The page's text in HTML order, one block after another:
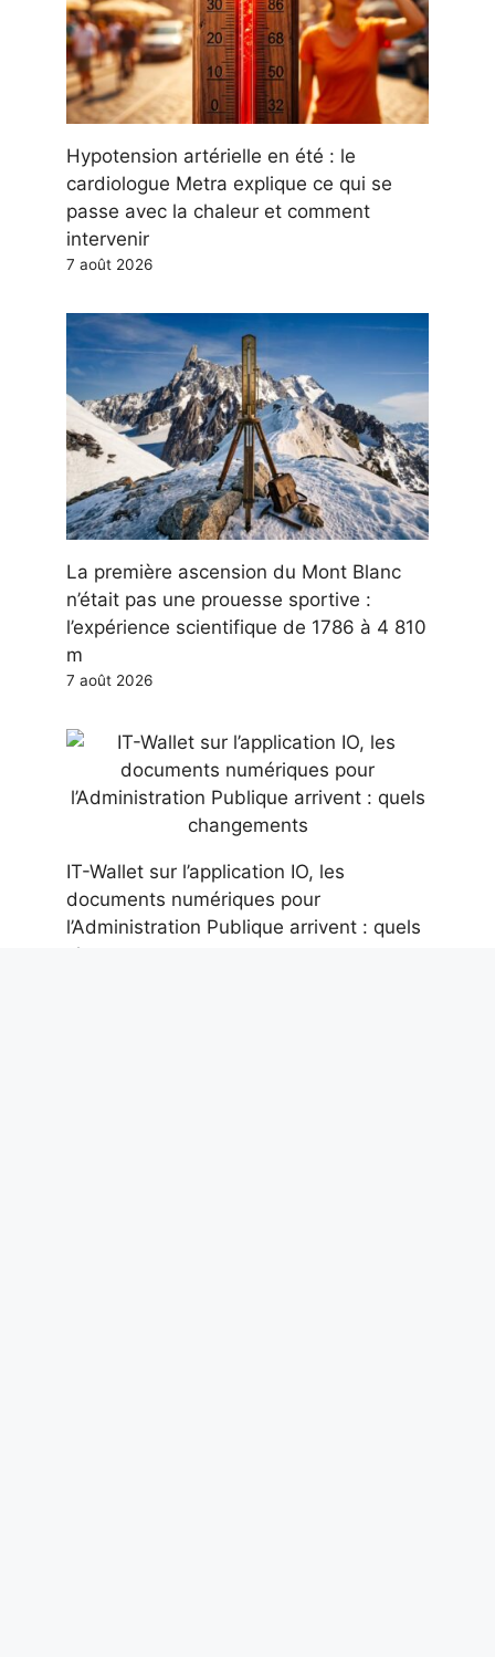
Hypotension artérielle en été : le
cardiologue Metra explique ce qui se
passe avec la chaleur et comment
intervenir
7 août 2026
La première ascension du Mont Blanc
n’était pas une prouesse sportive :
l’expérience scientifique de 1786 à 4 810
m
7 août 2026
IT-Wallet sur l’application IO, les
documents numériques pour
l’Administration Publique arrivent : quels
changements